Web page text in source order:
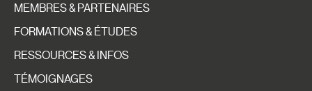
MEMBRES & PARTENAIRES
FORMATIONS & ÉTUDES
RESSOURCES & INFOS
TÉMOIGNAGES